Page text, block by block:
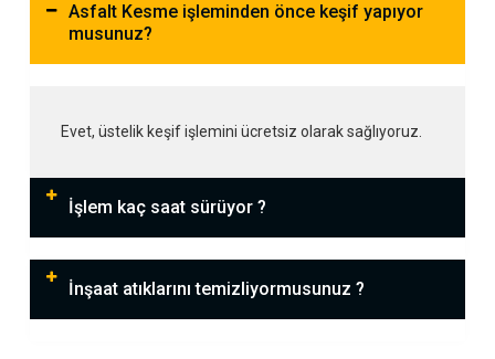
Asfalt Kesme işleminden önce keşif yapıyor
musunuz?
Evet, üstelik keşif işlemini ücretsiz olarak sağlıyoruz.
İşlem kaç saat sürüyor ?
İnşaat atıklarını temizliyormusunuz ?